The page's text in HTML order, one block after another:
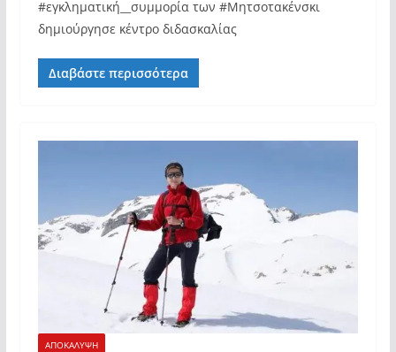
#εγκληματική__συμμορία των #Μητσοτακένσκι
δημιούργησε κέντρο διδασκαλίας
Διαβάστε περισσότερα
ΑΠΟΚΑΛΥΨΗ